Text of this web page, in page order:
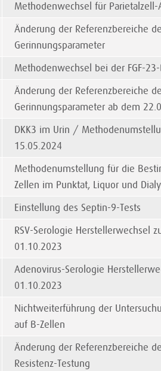
Methodenwechsel für Parietalzell-
Änderung der Referenzbereiche
Gerinnungsparameter
Methodenwechsel bei der FGF-
Änderung der Referenzbereiche
Gerinnungsparameter ab dem
DKK3 im Urin /
15.05.2024
Methodenumstellung für die
Zellen im Punktat, Liquor und
Einstellung des Septin-9-Tests
RSV-Serologie Herstellerwechsel
01.10.2023
Adenovirus-Serologie
01.10.2023
Nichtweiterführung der
auf B-Zellen
Änderung der Referenzbereiche
Resistenz-Testung